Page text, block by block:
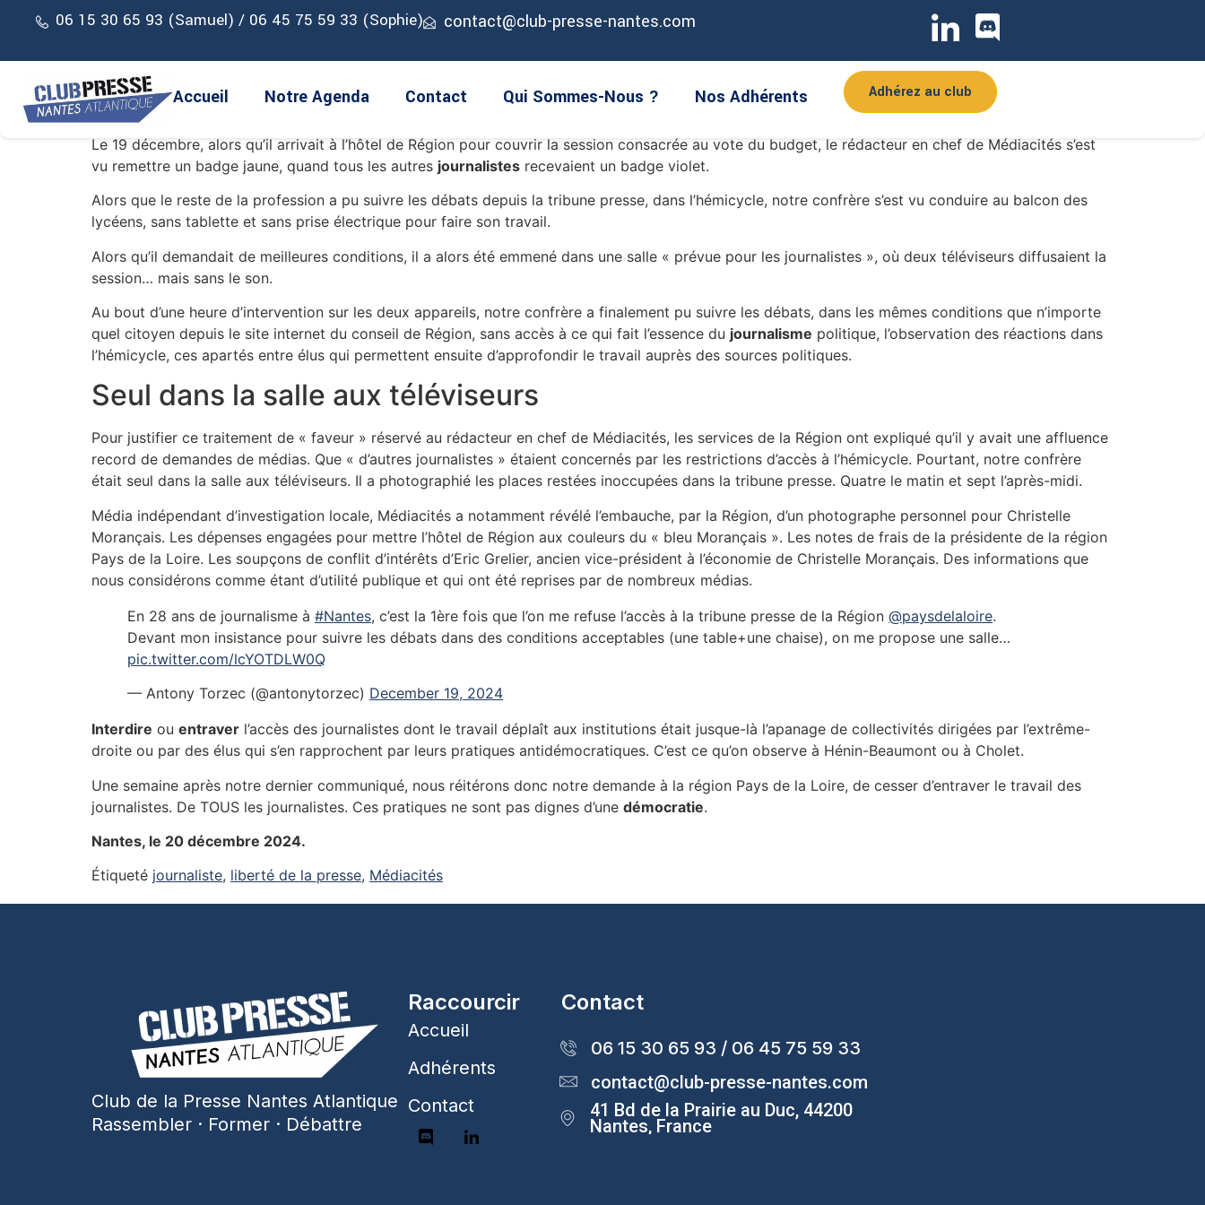
06 15 30 65 93 (Samuel) / 06 45 75 59 33 (Sophie) contact@club-presse-nantes.com
Accueil Notre Agenda Contact Qui Sommes-Nous ? Nos Adhérents Adhérez au club
La semaine dernière, nos organisations publiaient un communiqué intitulé «
La présidente de région des Pays de la Loire doit cesser d’entraver le
travail des journalistes
Nous avons dû être mal compris : en effet, siChristelle Morançaisa accepté depuis de répondre à quelques interviews pour expliquer les
motivations de coupes budgétaires sans précédent dans les domaines de la culture, de la santé, ou de l’économie sociale et solidaire, elle continue à
appliquer un régime d’exception à nos confrères de
Médiacités
Le 19 décembre, alors qu’il arrivait à l’hôtel de Région pour couvrir la session consacrée au vote du budget, le rédacteur en chef de Médiacités s’est
vu remettre un badge jaune, quand tous les autres journalistes recevaient un badge violet.
Alors que le reste de la profession a pu suivre les débats depuis la tribune presse, dans l’hémicycle, notre confrère s’est vu conduire au balcon des
lycéens, sans tablette et sans prise électrique pour faire son travail.
Alors qu’il demandait de meilleures conditions, il a alors été emmené dans une salle « prévue pour les journalistes », où deux téléviseurs diffusaient la
session… mais sans le son.
Au bout d’une heure d’intervention sur les deux appareils, notre confrère a finalement pu suivre les débats, dans les mêmes conditions que n’importe
quel citoyen depuis le site internet du conseil de Région, sans accès à ce qui fait l’essence du journalisme politique, l’observation des réactions dans
l’hémicycle, ces apartés entre élus qui permettent ensuite d’approfondir le travail auprès des sources politiques.
Seul dans la salle aux téléviseurs
Pour justifier ce traitement de « faveur » réservé au rédacteur en chef de Médiacités, les services de la Région ont expliqué qu’il y avait une affluence
record de demandes de médias. Que « d’autres journalistes » étaient concernés par les restrictions d’accès à l’hémicycle. Pourtant, notre confrère
était seul dans la salle aux téléviseurs. Il a photographié les places restées inoccupées dans la tribune presse. Quatre le matin et sept l’après-midi.
Média indépendant d’investigation locale, Médiacités a notamment révélé l’embauche, par la Région, d’un photographe personnel pour Christelle
Morançais. Les dépenses engagées pour mettre l’hôtel de Région aux couleurs du « bleu Morançais ». Les notes de frais de la présidente de la région
Pays de la Loire. Les soupçons de conflit d’intérêts d’Eric Grelier, ancien vice-président à l’économie de Christelle Morançais. Des informations que
nous considérons comme étant d’utilité publique et qui ont été reprises par de nombreux médias.
En 28 ans de journalisme à #Nantes, c’est la 1ère fois que l’on me refuse l’accès à la tribune presse de la Région @paysdelaloire.
Devant mon insistance pour suivre les débats dans des conditions acceptables (une table+une chaise), on me propose une salle…
pic.twitter.com/lcYOTDLW0Q
— Antony Torzec (@antonytorzec) December 19, 2024
Interdire ou entraver l’accès des journalistes dont le travail déplaît aux institutions était jusque-là l’apanage de collectivités dirigées par l’extrême-
droite ou par des élus qui s’en rapprochent par leurs pratiques antidémocratiques. C’est ce qu’on observe à Hénin-Beaumont ou à Cholet.
Une semaine après notre dernier communiqué, nous réitérons donc notre demande à la région Pays de la Loire, de cesser d’entraver le travail des
journalistes. De TOUS les journalistes. Ces pratiques ne sont pas dignes d’une démocratie.
Nantes, le 20 décembre 2024.
Étiqueté journaliste, liberté de la presse, Médiacités
Club de la Presse Nantes Atlantique
Rassembler · Former · Débattre
Raccourcir
Accueil
Adhérents
Contact
Contact
06 15 30 65 93 / 06 45 75 59 33
contact@club-presse-nantes.com
41 Bd de la Prairie au Duc, 44200
Nantes, France